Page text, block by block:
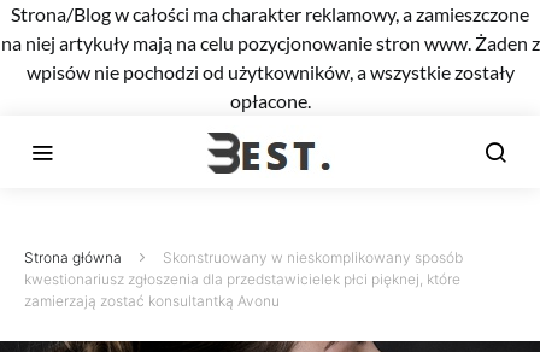
Strona/Blog w całości ma charakter reklamowy, a zamieszczone
na niej artykuły mają na celu pozycjonowanie stron www. Żaden z
wpisów nie pochodzi od użytkowników, a wszystkie zostały
opłacone.
Strona główna
Skonstruowany w nieskomplikowany sposób
kwestionariusz zgłoszenia dla przedstawicielek płci pięknej, które
zamierzają zostać konsultantką Avonu